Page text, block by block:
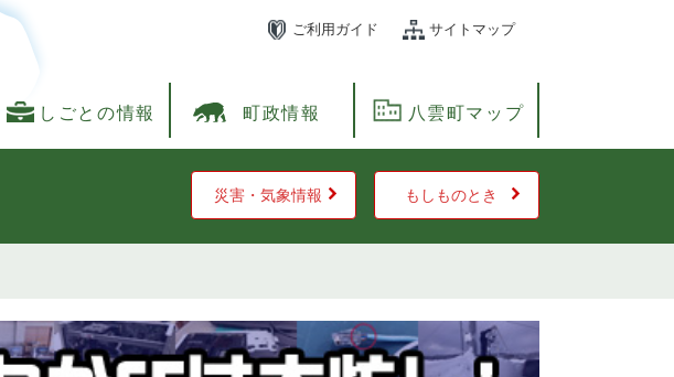
ご利用ガイド サイトマップ
しごとの情報 町政情報 八雲町マップ
災害・気象情報 もしものとき